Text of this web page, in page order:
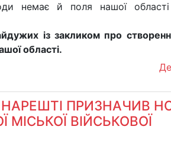
немає й поля нашої області
із закликом про
області.
ПРИЗНАЧИВ
ВІЙСЬКОВОЇ